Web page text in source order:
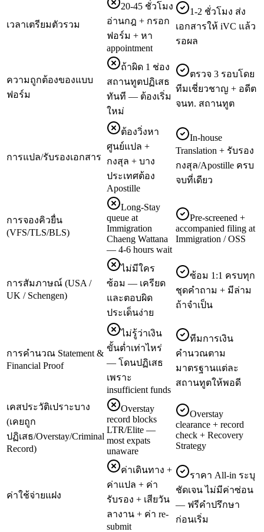
เวลาเตรียมตัวรวม
20-45 ชั่วโมง
อ่านกฎ + กรอก
ฟอร์ม + หา
appointment
1-2 ชั่วโมง ส่ง
เอกสารให้ iVC แล้ว
รอผล
ความถูกต้องของแบบ
ฟอร์ม
ถ้าผิด 1 ช่อง
สถานทูตปฏิเสธ
ทันที — ต้องเริ่ม
ใหม่
ตรวจ 3 รอบโดย
ทีมเชี่ยวชาญ + อดีต
จนท. สถานทูต
การแปล/รับรองเอกสาร
ต้องวิ่งหา
ศูนย์แปล +
กงสุล + บาง
ประเทศต้อง
Apostille
In-house
Translation + รับรอง
กงสุล/Apostille ครบ
จบที่เดียว
การจองคิวยื่น
(VFS/TLS/BLS)
Long-Stay
queue at
Immigration
Chaeng Wattana
— 4-6 hours wait
Pre-screened +
accompanied filing at
Immigration / OSS
การสัมภาษณ์ (USA /
UK / Schengen)
ไม่มีใคร
ซ้อม — เครียด
และตอบผิด
ประเด็นง่าย
ซ้อม 1:1 ครบทุก
ชุดคำถาม + มีล่าม
ถ้าจำเป็น
การคำนวณ Statement &
Financial Proof
ไม่รู้ว่าเงิน
ขั้นต่ำเท่าไหร่
— โดนปฏิเสธ
เพราะ
insufficient funds
ทีมการเงิน
คำนวณตาม
มาตรฐานแต่ละ
สถานทูตให้พอดี
เคสประวัติเปราะบาง
(เคยถูก
ปฏิเสธ/Overstay/Criminal
Record)
Overstay
record blocks
LTR/Elite —
most expats
unaware
Overstay
clearance + record
check + Recovery
Strategy
ค่าใช้จ่ายแฝง
ค่าเดินทาง +
ค่าแปล + ค่า
รับรอง + เสียวัน
ลางาน + ค่า re-
submit
ราคา All-in ระบุ
ชัดเจน ไม่มีค่าซ่อน
— ฟรีคำปรึกษา
ก่อนเริ่ม